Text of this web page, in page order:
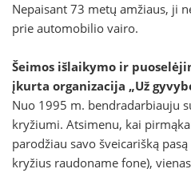
Nepaisant 73 metų amžiaus, ji
prie automobilio vairo.
Šeimos išlaikymo ir
įkurta organizacija „Už
Nuo 1995 m. bendradarbiauju
kryžiumi. Atsimenu, kai
parodžiau savo šveicarišką
kryžius raudoname fone),